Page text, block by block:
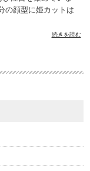
の顔型に姫カットは
続きを読む